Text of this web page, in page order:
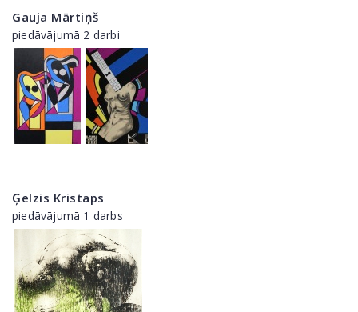
Gauja Mārtiņš
piedāvājumā 2 darbi
Ģelzis Kristaps
piedāvājumā 1 darbs